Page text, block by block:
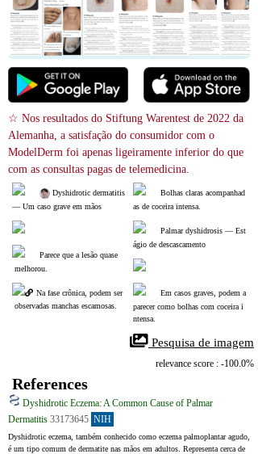
☆ Nos resultados do Stiftung Warentest de 2022 da
Alemanha, a satisfação do consumidor com o
ModelDerm foi apenas ligeiramente inferior do que
com as consultas pagas de telemedicina.
Dyshidrotic dermatitis
― Um caso grave em mãos
Parece que a lesão quase
melhorou.
Na fase crônica, podem ser
observadas manchas escamosas.
Bolhas claras acompanhad
as de coceira intensa.
Palmar dyshidrosis ― Est
ágio de descascamento
Em casos graves, podem a
parecer como bolhas com coceira i
ntensa.
Pesquisa de imagem
relevance score : -100.0%
References
Dyshidrotic Eczema: A Common Cause of Palmar
Dermatitis 33173645 NIH
Dyshidrotic eczema, também conhecido como eczema palmoplantar agudo,
é um tipo comum de dermatite nas mãos em adultos. Representa cerca de